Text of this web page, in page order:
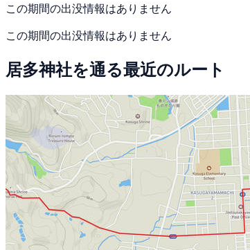
この期間の出没情報はありません
この期間の出没情報はありません
居多神社を通る最近のルート